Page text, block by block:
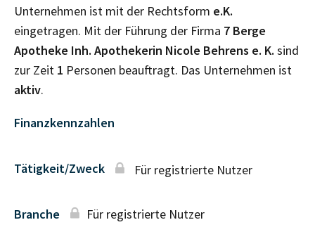
Unternehmen ist mit der Rechtsform e.K.
eingetragen. Mit der Führung der Firma 7 Berge
Apotheke Inh. Apothekerin Nicole Behrens e. K. sind
zur Zeit 1 Personen beauftragt. Das Unternehmen ist
aktiv.
Finanzkennzahlen
Tätigkeit/Zweck Für registrierte Nutzer
Branche Für registrierte Nutzer